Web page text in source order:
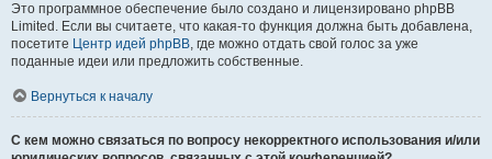
Это программное обеспечение было создано и лицензировано phpBB
Limited. Если вы считаете, что какая-то функция должна быть добавлена,
посетите Центр идей phpBB, где можно отдать свой голос за уже
поданные идеи или предложить собственные.
Вернуться к началу
С кем можно связаться по вопросу некорректного использования и/или